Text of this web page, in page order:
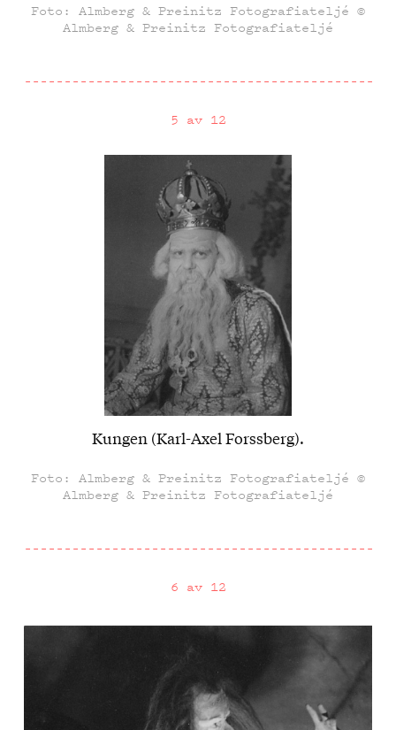
Foto: Almberg & Preinitz Fotografiateljé ©
Almberg & Preinitz Fotografiateljé
5 av 12
Kungen (Karl-Axel Forssberg).
Foto: Almberg & Preinitz Fotografiateljé ©
Almberg & Preinitz Fotografiateljé
6 av 12